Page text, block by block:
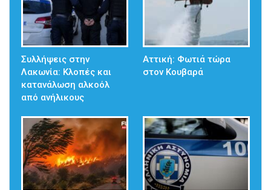
Συλλήψεις στην
Λακωνία: Κλοπές και
κατανάλωση αλκοόλ
από ανήλικους
Αττική: Φωτιά τώρα
στον Κουβαρά